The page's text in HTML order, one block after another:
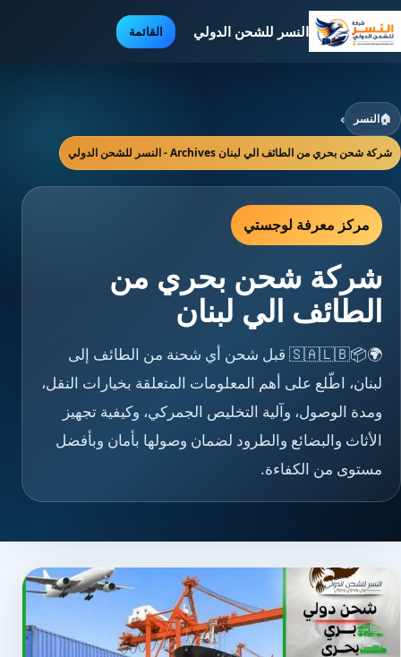
النسر للشحن الدولي القائمة
🏠النسر ›
شركة شحن بحري من الطائف الي لبنان Archives - النسر للشحن الدولي
مركز معرفة لوجستي
شركة شحن بحري من
الطائف الي لبنان
🌍📦🇸🇦🇱🇧 قبل شحن أي شحنة من الطائف إلى
لبنان، اطّلع على أهم المعلومات المتعلقة بخيارات النقل،
ومدة الوصول، وآلية التخليص الجمركي، وكيفية تجهيز
الأثاث والبضائع والطرود لضمان وصولها بأمان وبأفضل
مستوى من الكفاءة.